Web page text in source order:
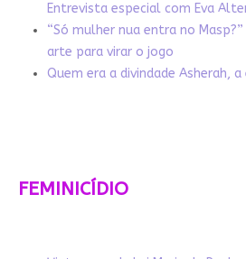
Entrevista especial com Eva
“Só mulher nua entra no
arte para virar o jogo
Quem era a divindade Asherah, a
FEMINICÍDIO